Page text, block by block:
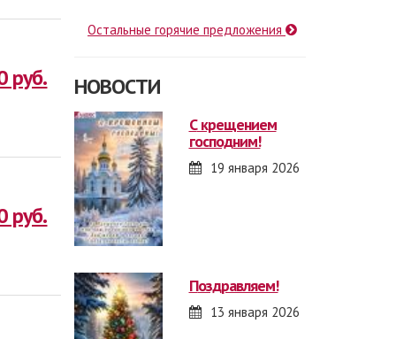
руб.
руб.
Остальные горячие предложения
НОВОСТИ
с крещением
господним!
19 января 2026
поздравляем!
13 января 2026